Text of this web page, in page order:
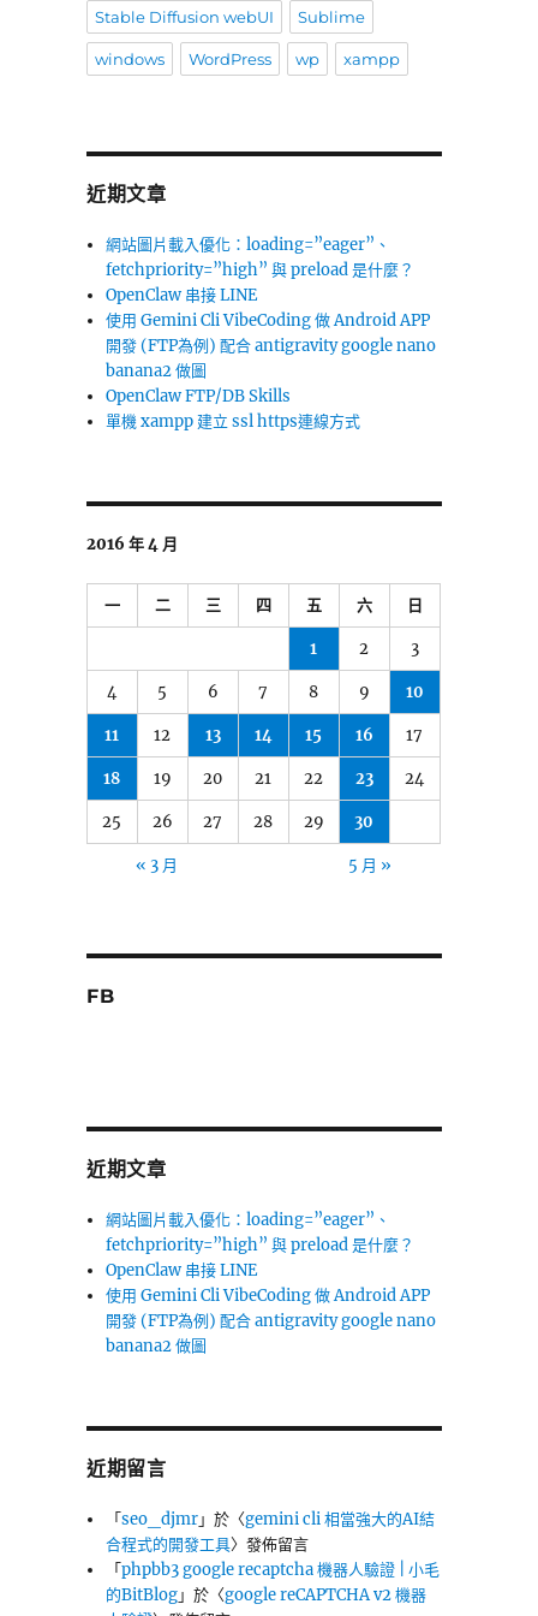
Stable Diffusion webUI Sublime
windows WordPress wp xampp
近期文章
網站圖片載入優化：loading=”eager”、
fetchpriority=”high” 與 preload 是什麼？
OpenClaw 串接 LINE
使用 Gemini Cli VibeCoding 做 Android APP
開發 (FTP為例) 配合 antigravity google nano
banana2 做圖
OpenClaw FTP/DB Skills
單機 xampp 建立 ssl https連線方式
2016 年 4 月
一 二 三 四 五 六 日
1 2 3
4 5 6 7 8 9 10
11 12 13 14 15 16 17
18 19 20 21 22 23 24
25 26 27 28 29 30
« 3 月 5 月 »
FB
近期文章
網站圖片載入優化：loading=”eager”、
fetchpriority=”high” 與 preload 是什麼？
OpenClaw 串接 LINE
使用 Gemini Cli VibeCoding 做 Android APP
開發 (FTP為例) 配合 antigravity google nano
banana2 做圖
近期留言
「seo_djmr」於〈gemini cli 相當強大的AI結
合程式的開發工具〉發佈留言
「phpbb3 google recaptcha 機器人驗證 | 小毛
的BitBlog」於〈google reCAPTCHA v2 機器